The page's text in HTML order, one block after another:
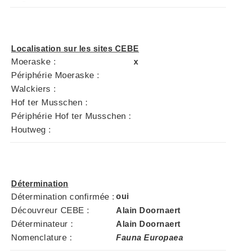
Localisation sur les sites CEBE
Moeraske : x
Périphérie Moeraske :
Walckiers :
Hof ter Musschen :
Périphérie Hof ter Musschen :
Houtweg :
Détermination
Détermination confirmée : oui
Découvreur CEBE : Alain Doornaert
Déterminateur : Alain Doornaert
Nomenclature : Fauna Europaea